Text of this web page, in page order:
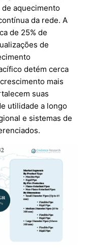
aquecimento
da rede. A
de 25% de
de
detém cerca
mais
suas
utilidade a longo
e sistemas de